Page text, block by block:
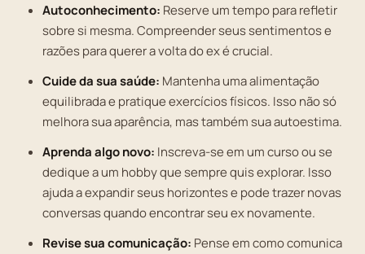
Autoconhecimento: Reserve um tempo para refletir
sobre si mesma. Compreender seus sentimentos e
razões para querer a volta do ex é crucial.
Cuide da sua saúde: Mantenha uma alimentação
equilibrada e pratique exercícios físicos. Isso não só
melhora sua aparência, mas também sua autoestima.
Aprenda algo novo: Inscreva-se em um curso ou se
dedique a um hobby que sempre quis explorar. Isso
ajuda a expandir seus horizontes e pode trazer novas
conversas quando encontrar seu ex novamente.
Revise sua comunicação: Pense em como comunica